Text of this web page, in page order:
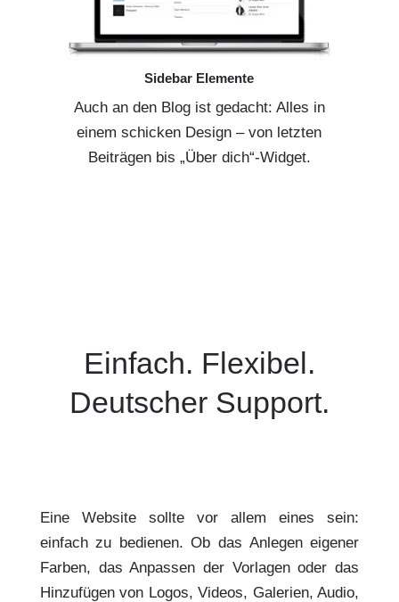
Sidebar Elemente
Auch an den Blog ist gedacht: Alles in
einem schicken Design – von letzten
Beiträgen bis „Über dich“-Widget.
Einfach. Flexibel.
Deutscher Support.
Eine Website sollte vor allem eines sein:
einfach zu bedienen. Ob das Anlegen eigener
Farben, das Anpassen der Vorlagen oder das
Hinzufügen von Logos, Videos, Galerien, Audio,